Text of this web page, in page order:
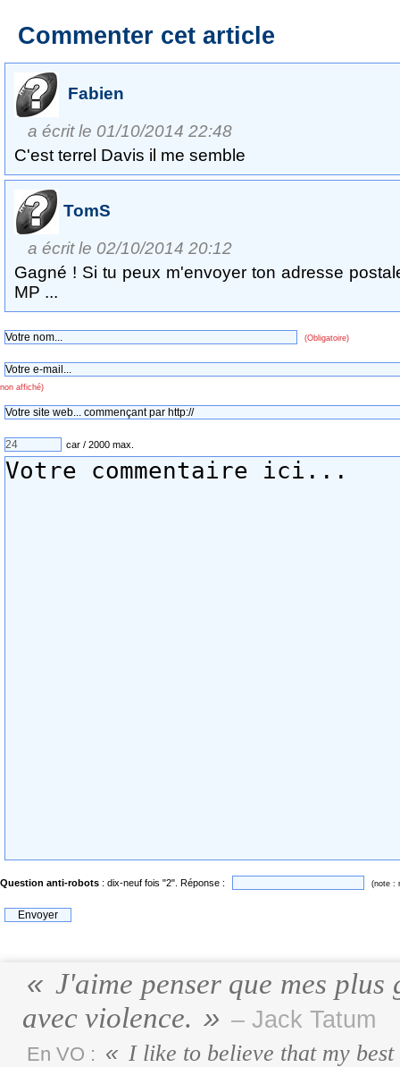
Commenter cet article
Fabien
a écrit le 01/10/2014 22:48
C'est terrel Davis il me semble
TomS
a écrit le 02/10/2014 20:12
Gagné ! Si tu peux m'envoyer ton adresse
MP ...
(Obligatoire)
non affiché)
car / 2000 max.
Question anti-robots : dix-neuf fois "2". Réponse : (note :
J'aime penser que mes
avec violence.
– Jack Tatum
En VO : I like to believe that my